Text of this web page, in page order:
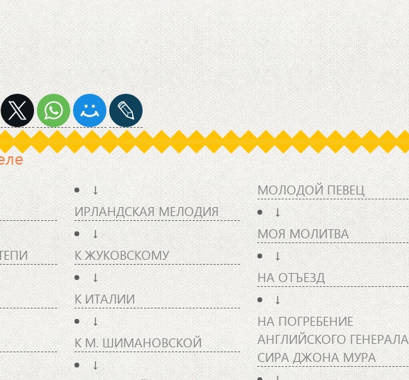
↓
ИРЛАНДСКАЯ МЕЛОДИЯ
↓
К ЖУКОВСКОМУ
↓
К ИТАЛИИ
↓
К М. ШИМАНОВСКОЙ
↓
МОЛОДОЙ ПЕВЕЦ
↓
МОЯ МОЛИТВА
↓
НА ОТЪЕЗД
↓
НА ПОГРЕБЕНИЕ
АНГЛИЙСКОГО ГЕНЕРАЛА
СИРА ДЖОНА МУРА